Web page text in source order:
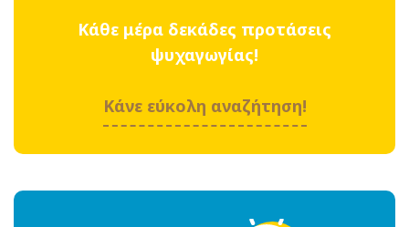
Κάθε μέρα δεκάδες προτάσεις
ψυχαγωγίας!
Κάνε εύκολη αναζήτηση!